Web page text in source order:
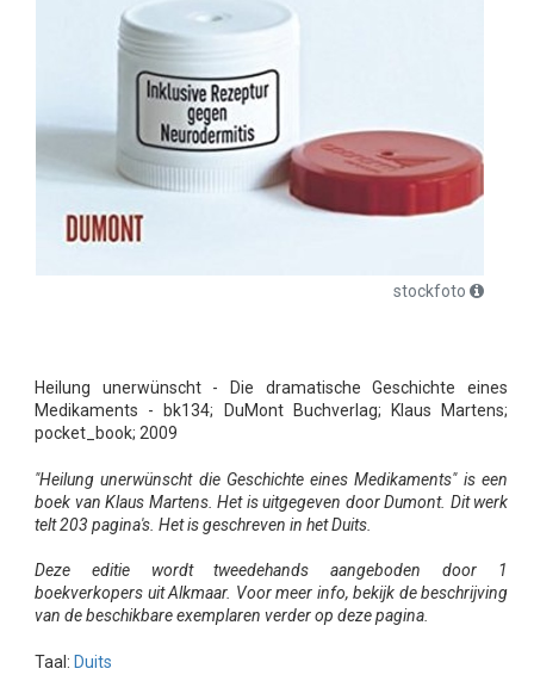
stockfoto
Heilung unerwünscht - Die dramatische Geschichte eines
Medikaments - bk134; DuMont Buchverlag; Klaus Martens;
pocket_book; 2009
"Heilung unerwünscht die Geschichte eines Medikaments" is een
boek van Klaus Martens. Het is uitgegeven door Dumont. Dit werk
telt 203 pagina's. Het is geschreven in het Duits.
Deze editie wordt tweedehands aangeboden door 1
boekverkopers uit Alkmaar. Voor meer info, bekijk de beschrijving
van de beschikbare exemplaren verder op deze pagina.
Taal: Duits